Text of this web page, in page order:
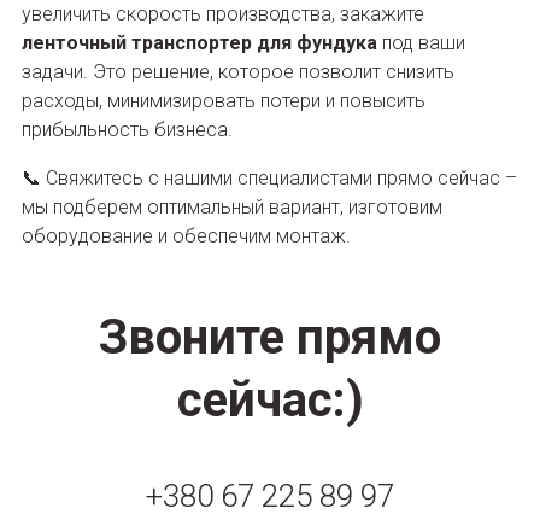
увеличить скорость производства, закажите
ленточный транспортер для фундука под ваши
задачи. Это решение, которое позволит снизить
расходы, минимизировать потери и повысить
прибыльность бизнеса.
📞 Свяжитесь с нашими специалистами прямо сейчас –
мы подберем оптимальный вариант, изготовим
оборудование и обеспечим монтаж.
Звоните прямо
сейчас:)
+380 67 225 89 97